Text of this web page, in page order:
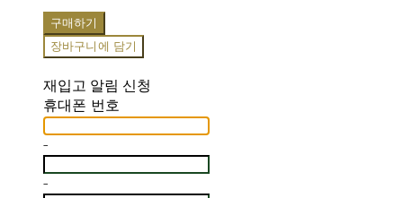
구매하기
장바구니에 담기
재입고 알림 신청
휴대폰 번호
-
-